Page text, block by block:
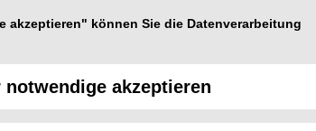
Foto: © satura_ – fotolia.com
Angst aber schon zu einer
wahrgenommen. Um den
akzeptieren" können Sie die Datenverarbeitung
notwendige akzeptieren